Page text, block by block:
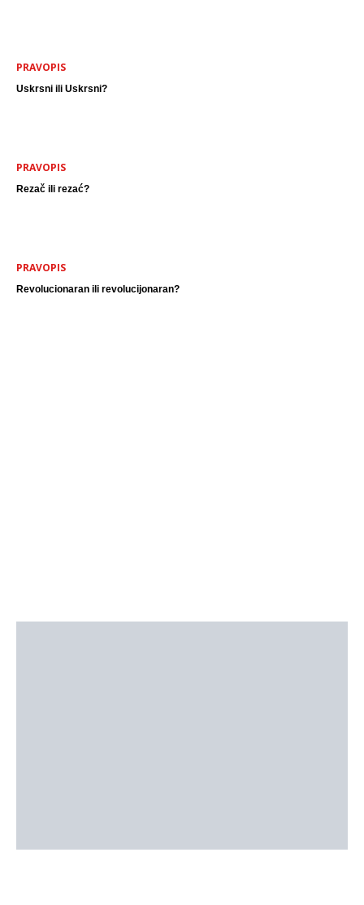
PRAVOPIS
Uskrsni ili Uskrsni?
PRAVOPIS
Rezač ili rezać?
PRAVOPIS
Revolucionaran ili revolucijonaran?